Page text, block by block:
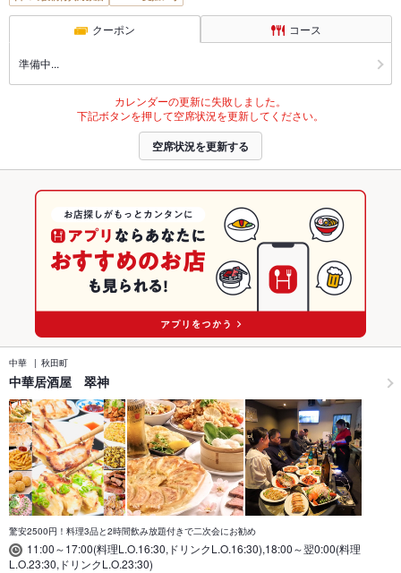
クーポン コース
準備中...
カレンダーの更新に失敗しました。
下記ボタンを押して空席状況を更新してください。
空席状況を更新する
中華 秋田町
中華居酒屋 翠神
驚安2500円！料理3品と2時間飲み放題付きで二次会にお勧め
11:00～17:00(料理L.O.16:30,ドリンクL.O.16:30),18:00～翌0:00(料理
L.O.23:30,ドリンクL.O.23:30)